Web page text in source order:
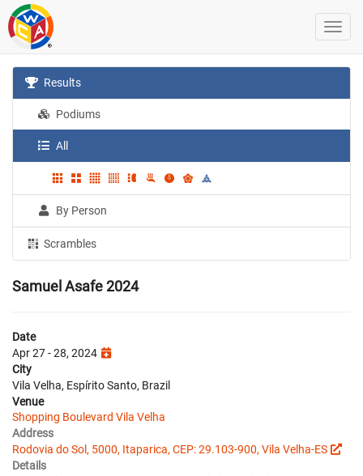
Results
Podiums
All
By Person
Scrambles
Samuel Asafe 2024
Date
Apr 27 - 28, 2024
City
Vila Velha, Espírito Santo, Brazil
Venue
Shopping Boulevard Vila Velha
Address
Rodovia do Sol, 5000, Itaparica, CEP: 29.103-900, Vila Velha-ES
Details